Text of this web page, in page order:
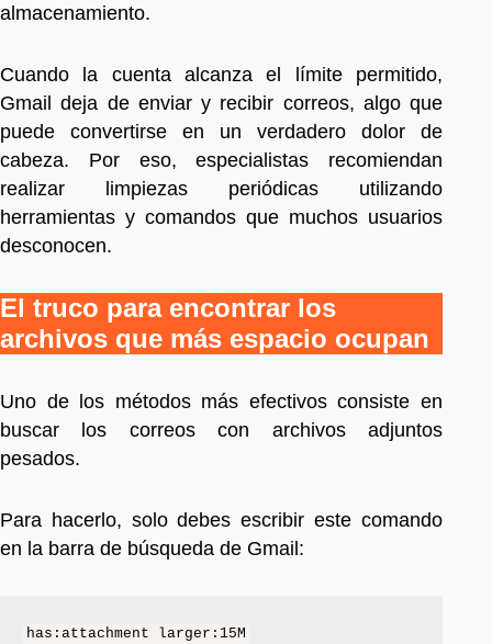
almacenamiento.
Cuando la cuenta alcanza el límite permitido,
Gmail deja de enviar y recibir correos, algo que
puede convertirse en un verdadero dolor de
cabeza. Por eso, especialistas recomiendan
realizar limpiezas periódicas utilizando
herramientas y comandos que muchos usuarios
desconocen.
El truco para encontrar los
archivos que más espacio ocupan
Uno de los métodos más efectivos consiste en
buscar los correos con archivos adjuntos
pesados.
Para hacerlo, solo debes escribir este comando
en la barra de búsqueda de Gmail:
has:attachment larger:15M